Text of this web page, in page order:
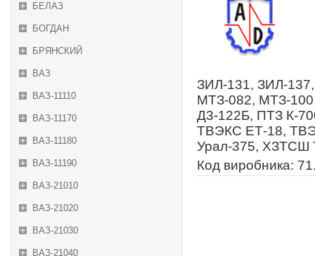
БЕЛАЗ
БОГДАН
БРЯНСКИЙ
ВАЗ
ВАЗ-11110
ВАЗ-11170
ВАЗ-11180
ВАЗ-11190
ВАЗ-21010
ВАЗ-21020
ВАЗ-21030
ВАЗ-21040
ЗИЛ-131, ЗИЛ-
МТЗ-082, МТЗ-
Д3-122Б, ПТЗ К-
ТВЭКС ЕТ-18,
Урал-375, ХЗТСШ
Код виробника: